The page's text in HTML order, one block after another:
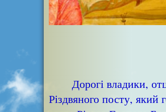
Дорогі владики,
Різдвяного посту, який